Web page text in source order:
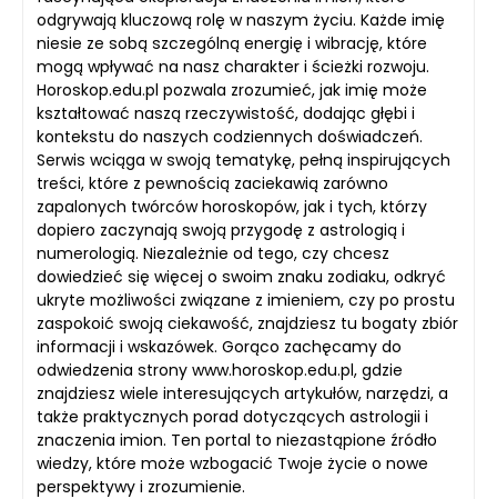
odgrywają kluczową rolę w naszym życiu. Każde imię
niesie ze sobą szczególną energię i wibrację, które
mogą wpływać na nasz charakter i ścieżki rozwoju.
Horoskop.edu.pl pozwala zrozumieć, jak imię może
kształtować naszą rzeczywistość, dodając głębi i
kontekstu do naszych codziennych doświadczeń.
Serwis wciąga w swoją tematykę, pełną inspirujących
treści, które z pewnością zaciekawią zarówno
zapalonych twórców horoskopów, jak i tych, którzy
dopiero zaczynają swoją przygodę z astrologią i
numerologią. Niezależnie od tego, czy chcesz
dowiedzieć się więcej o swoim znaku zodiaku, odkryć
ukryte możliwości związane z imieniem, czy po prostu
zaspokoić swoją ciekawość, znajdziesz tu bogaty zbiór
informacji i wskazówek. Gorąco zachęcamy do
odwiedzenia strony www.horoskop.edu.pl, gdzie
znajdziesz wiele interesujących artykułów, narzędzi, a
także praktycznych porad dotyczących astrologii i
znaczenia imion. Ten portal to niezastąpione źródło
wiedzy, które może wzbogacić Twoje życie o nowe
perspektywy i zrozumienie.